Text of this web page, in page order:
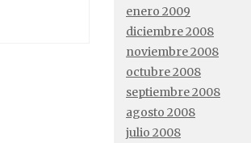
enero 2009
diciembre 2008
noviembre 2008
octubre 2008
septiembre 2008
agosto 2008
julio 2008